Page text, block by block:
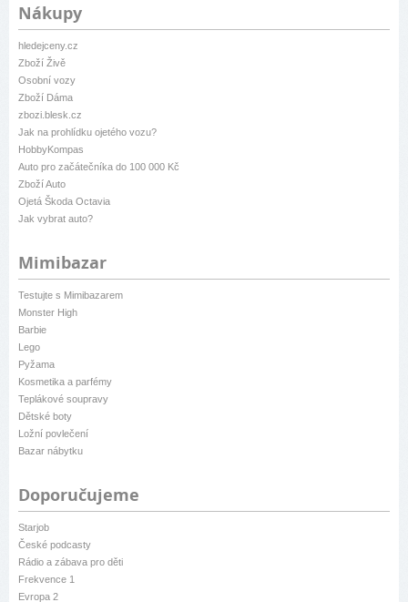
Nákupy
hledejceny.cz
Zboží Živě
Osobní vozy
Zboží Dáma
zbozi.blesk.cz
Jak na prohlídku ojetého vozu?
HobbyKompas
Auto pro začátečníka do 100 000 Kč
Zboží Auto
Ojetá Škoda Octavia
Jak vybrat auto?
Mimibazar
Testujte s Mimibazarem
Monster High
Barbie
Lego
Pyžama
Kosmetika a parfémy
Teplákové soupravy
Dětské boty
Ložní povlečení
Bazar nábytku
Doporučujeme
Starjob
České podcasty
Rádio a zábava pro děti
Frekvence 1
Evropa 2